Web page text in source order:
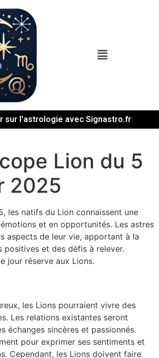
sur l'astrologie avec Signastro.fr
Lion du 5
2025
les natifs du Lion connaissent une
et en opportunités. Les astres
aspects de leur vie, apportant à la
positives et des défis à relever.
jour réserve aux Lions.
les Lions pourraient vivre des
Les relations existantes seront
échanges sincères et passionnés.
pour exprimer ses sentiments et
Cependant, les Lions doivent faire